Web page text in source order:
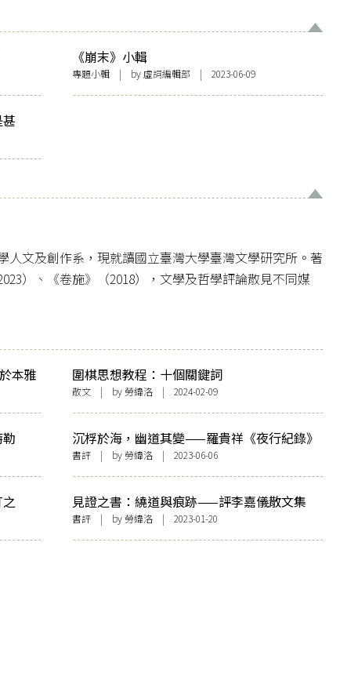
《崩末》小輯
專題小輯 | by 虛詞編輯部 | 2023-06-09
甚
人文及創作系，現就讀國立臺灣大學臺灣文學研究所。著
）、《卷施》（2018），文學及哲學評論散見不同媒
本雅
圍棋思想教程：十個關鍵詞
散文 | by勞緯洛 | 2024-02-09
沉桴於海，幽道其變——羅貴祥《夜行紀錄》
書評 | by勞緯洛 | 2023-06-06
見證之書：繞道與痕跡——評李嘉儀散文集
《曝光》
書評 | by勞緯洛 | 2023-01-20